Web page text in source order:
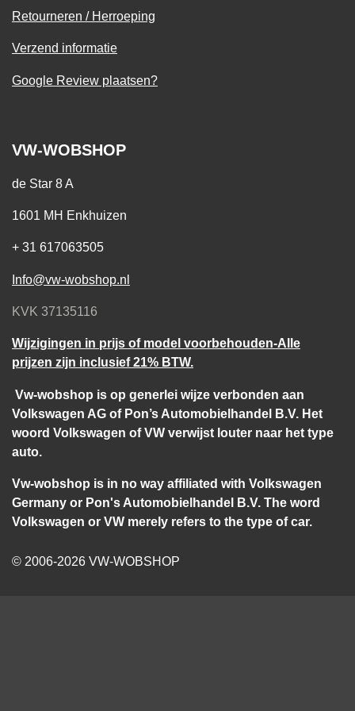
Retourneren / Herroeping
Verzend informatie
Google Review plaatsen?
VW-WOBSHOP
de Star 8 A
1601 MH Enkhuizen
+ 31 617063505
Info@vw-wobshop.nl
KVK 37135116
Wijzigingen in prijs of model voorbehouden-Alle
prijzen zijn inclusief 21% BTW.
Vw-wobshop is op generlei wijze verbonden aan
Volkswagen AG of Pon’s Automobielhandel B.V. Het
woord Volkswagen of VW verwijst louter naar het type
auto.
Vw-wobshop is in no way affiliated with Volkswagen
Germany or Pon's Automobielhandel B.V. The word
Volkswagen or VW merely refers to the type of car.
© 2006-2026 VW-WOBSHOP